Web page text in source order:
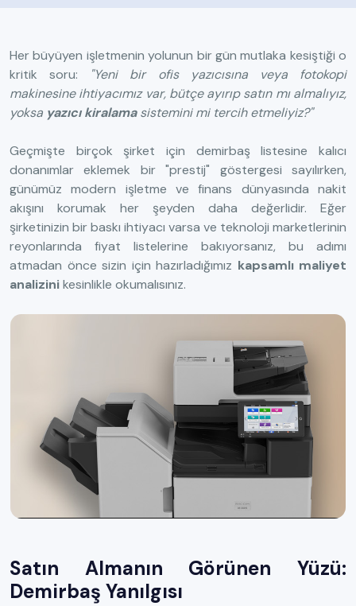
Her büyüyen işletmenin yolunun bir gün mutlaka kesiştiği o
kritik soru:
"Yeni bir ofis yazıcısına veya fotokopi
makinesine ihtiyacımız var, bütçe ayırıp satın mı almalıyız,
yoksa yazıcı kiralamasistemini mi tercih etmeliyiz?"
Geçmişte birçok şirket için demirbaş listesine kalıcı
donanımlar eklemek bir "prestij" göstergesi sayılırken,
günümüz modern işletme ve finans dünyasında nakit
akışını korumak her şeyden daha değerlidir. Eğer
şirketinizin bir baskı ihtiyacı varsa ve teknoloji marketlerinin
reyonlarında fiyat listelerine bakıyorsanız, bu adımı
atmadan önce sizin için hazırladığımız kapsamlı maliyet
analizinikesinlikle okumalısınız.
Satın Almanın Görünen Yüzü:
Demirbaş Yanılgısı